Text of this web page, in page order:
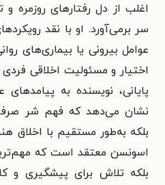
اغلب از دل رفتارهای روزمره
سر برمی‌آورد. او با نقد
عوامل بیرونی یا بیماری‌های
اختیار و مسئولیت اخلاقی
پایانی، نویسنده به
نشان می‌دهد که فهم شر
بلکه به‌طور مستقیم با اخلاق
اسونسن معتقد است که
بلکه تلاش برای پیشگیری